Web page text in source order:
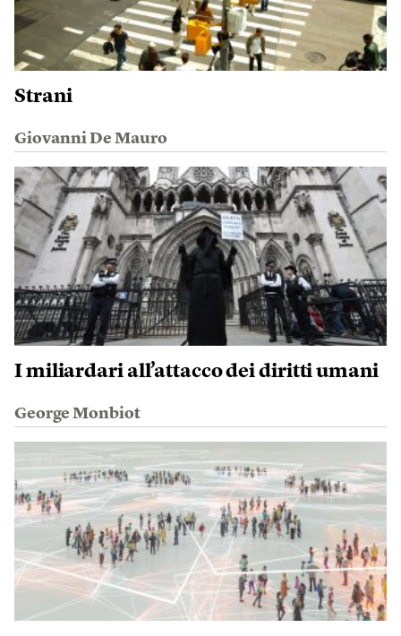
Strani
Giovanni De Mauro
I miliardari all’attacco dei diritti umani
George Monbiot